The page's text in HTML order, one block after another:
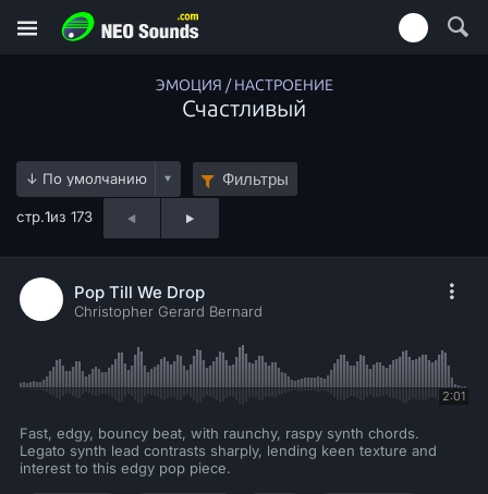
ЭМОЦИЯ / НАСТРОЕНИЕ
Счастливый
Фильтры
стр.1из 173
Pop Till We Drop
Christopher Gerard Bernard
2:01
Fast, edgy, bouncy beat, with raunchy, raspy synth chords.
Legato synth lead contrasts sharply, lending keen texture and
interest to this edgy pop piece.